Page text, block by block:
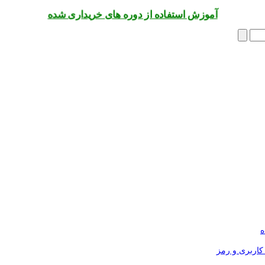
آموزش استفاده از دوره های خریداری شده
و رمز